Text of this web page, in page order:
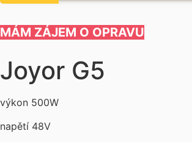
MÁM ZÁJEM O OPRAVU
Joyor G5
výkon 500W
napětí 48V